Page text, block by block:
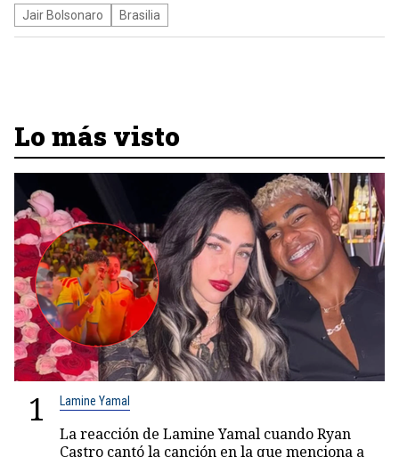
Jair Bolsonaro Brasilia
Lo más visto
1 Lamine Yamal
La reacción de Lamine Yamal cuando Ryan
Castro cantó la canción en la que menciona a